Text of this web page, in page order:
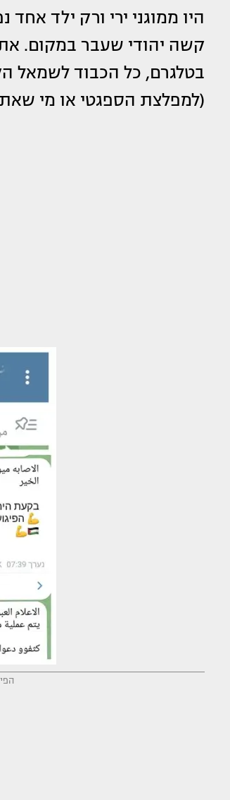
היו ממוגני ירי ורק ילד
קשה יהודי שעבר במקום. את
בטלגרם, כל הכבוד לשמאל
(למפלצת הספגטי או מי